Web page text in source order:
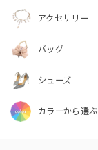
アクセサリー
バッグ
シューズ
カラーから選ぶ